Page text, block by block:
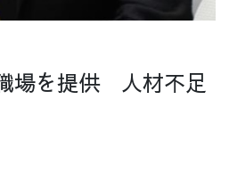
場を提供 人材不足